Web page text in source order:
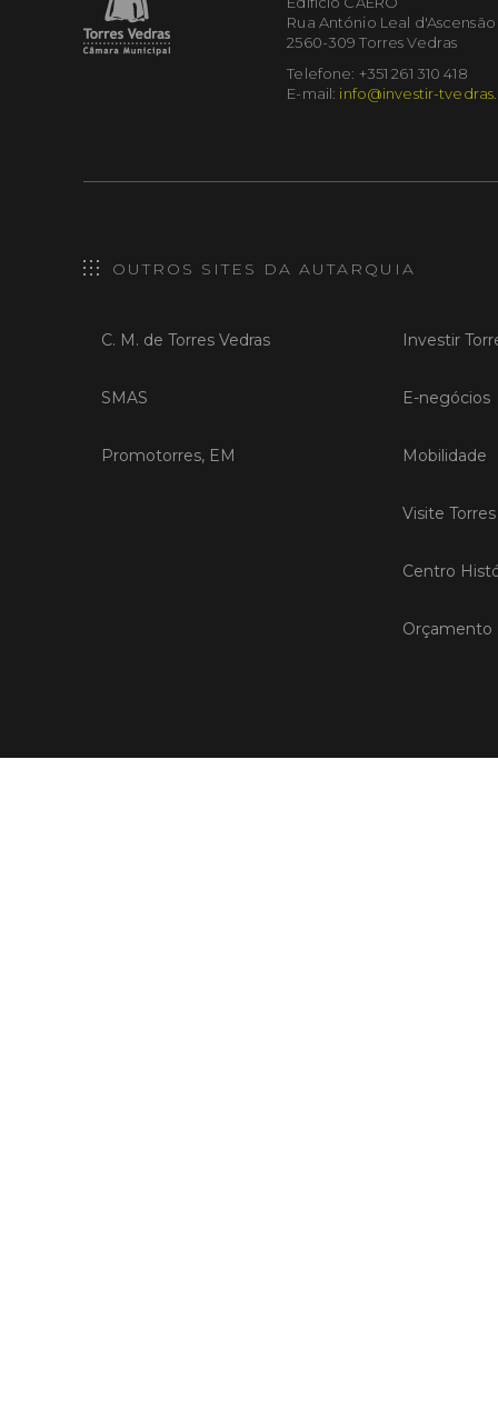
Rua António Leal d'Ascensão
2560-309 Torres Vedras
Telefone: +351 261 310 418
E-mail: info@investir-
OUTROS SITES DA AUTARQUIA
C. M. de Torres Vedras
SMAS
Promotorres, EM
Investir
E-negócios
Mobilidade
Visite
Centro
Orçamento